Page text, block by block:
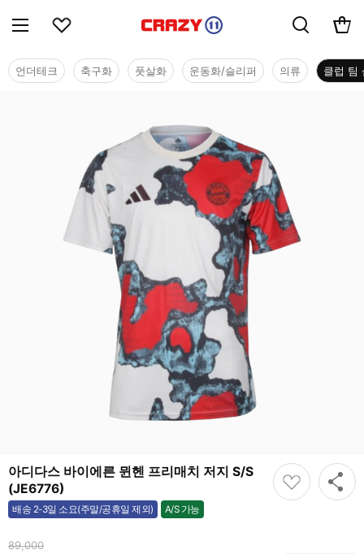
언더테크 축구화 풋살화 운동화/슬리퍼 의류 클럽 팀
아디다스 바이에른 뮌헨 프리매치 저지 S/S
(JE6776)
배송 2-3일 소요(주말/공휴일 제외) A/S 가능
가능
89,000